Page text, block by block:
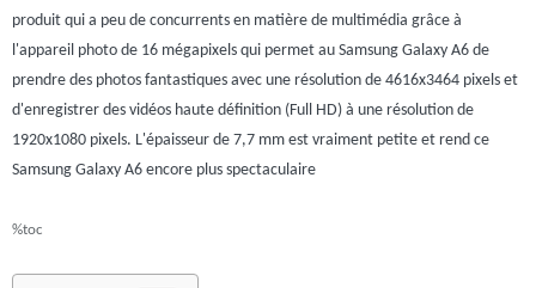
produit qui a peu de concurrents en matière de multimédia grâce à
l'appareil photo de 16 mégapixels qui permet au Samsung Galaxy A6 de
prendre des photos fantastiques avec une résolution de 4616x3464 pixels et
d'enregistrer des vidéos haute définition (Full HD) à une résolution de
1920x1080 pixels. L'épaisseur de 7,7 mm est vraiment petite et rend ce
Samsung Galaxy A6 encore plus spectaculaire
%toc